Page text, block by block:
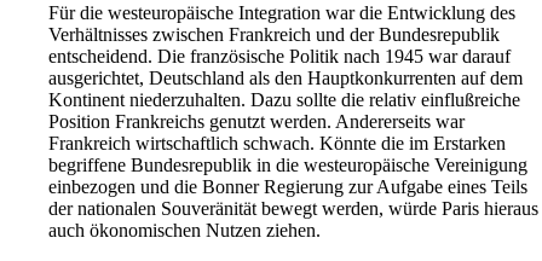
Für die westeuropäische Integration war die Entwicklung des
Verhältnisses zwischen Frankreich und der Bundesrepublik
entscheidend. Die französische Politik nach 1945 war darauf
ausgerichtet, Deutschland als den Hauptkonkurrenten auf dem
Kontinent niederzuhalten. Dazu sollte die relativ einflußreiche
Position Frankreichs genutzt werden. Andererseits war
Frankreich wirtschaftlich schwach. Könnte die im Erstarken
begriffene Bundesrepublik in die westeuropäische Vereinigung
einbezogen und die Bonner Regierung zur Aufgabe eines Teils
der nationalen Souveränität bewegt werden, würde Paris hieraus
auch ökonomischen Nutzen ziehen.